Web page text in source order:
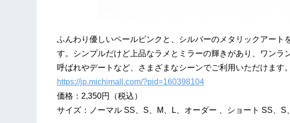
ふんわり優しいペールピンクと、シルバーのメタリックアート
す。シンプルだけど上品なラメとミラーの輝きがあり、ワンラ
呼ばれやデートなど、さまざまなシーンでご利用いただけます。
https://jp.michimall.com/?pid=160398104
価格：2,350円（税込）
サイズ：ノーマル SS、S、M、L、オーダー 、ショート SS、S